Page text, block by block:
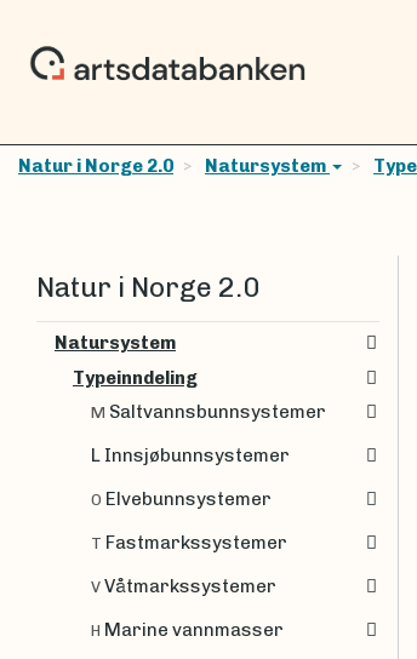
Natur i Norge 2.0 Natursystem
Natur i Norge 2.0
Natursystem
Typeinndeling
M Saltvannsbunnsystemer
L Innsjøbunnsystemer
O Elvebunnsystemer
T Fastmarkssystemer
V Våtmarkssystemer
H Marine vannmasser